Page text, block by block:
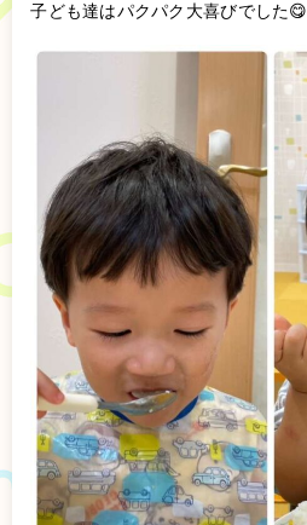
子ども達はパクパク大喜びでした😋